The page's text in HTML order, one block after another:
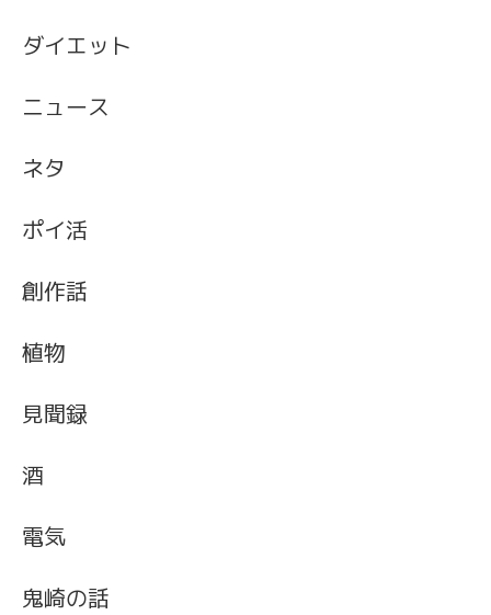
ダイエット
ニュース
ネタ
ポイ活
創作話
植物
見聞録
酒
電気
鬼崎の話